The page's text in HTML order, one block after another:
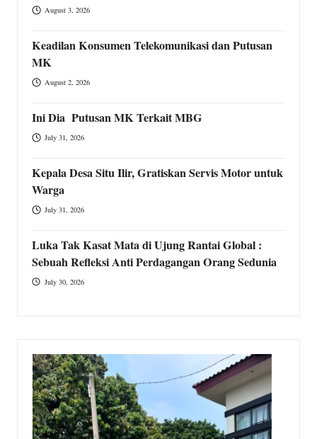
August 3, 2026
Keadilan Konsumen Telekomunikasi dan Putusan
MK
August 2, 2026
Ini Dia Putusan MK Terkait MBG
July 31, 2026
Kepala Desa Situ Ilir, Gratiskan Servis Motor untuk
Warga
July 31, 2026
Luka Tak Kasat Mata di Ujung Rantai Global :
Sebuah Refleksi Anti Perdagangan Orang Sedunia
July 30, 2026